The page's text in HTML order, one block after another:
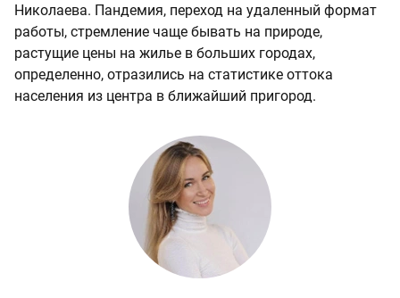
Николаева. Пандемия, переход на удаленный формат
работы, стремление чаще бывать на природе,
растущие цены на жилье в больших городах,
определенно, отразились на статистике оттока
населения из центра в ближайший пригород.